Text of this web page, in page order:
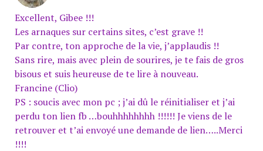
Excellent, Gibee !!!
Les arnaques sur certains sites, c’est grave !!
Par contre, ton approche de la vie, j’applaudis !!
Sans rire, mais avec plein de sourires, je te fais de gros
bisous et suis heureuse de te lire à nouveau.
Francine (Clio)
PS : soucis avec mon pc ; j’ai dû le réinitialiser et j’ai
perdu ton lien fb …bouhhhhhhhh !!!!!! Je viens de le
retrouver et t’ai envoyé une demande de lien…..Merci
!!!!